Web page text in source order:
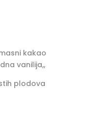
kakao
vanilija,,
plodova